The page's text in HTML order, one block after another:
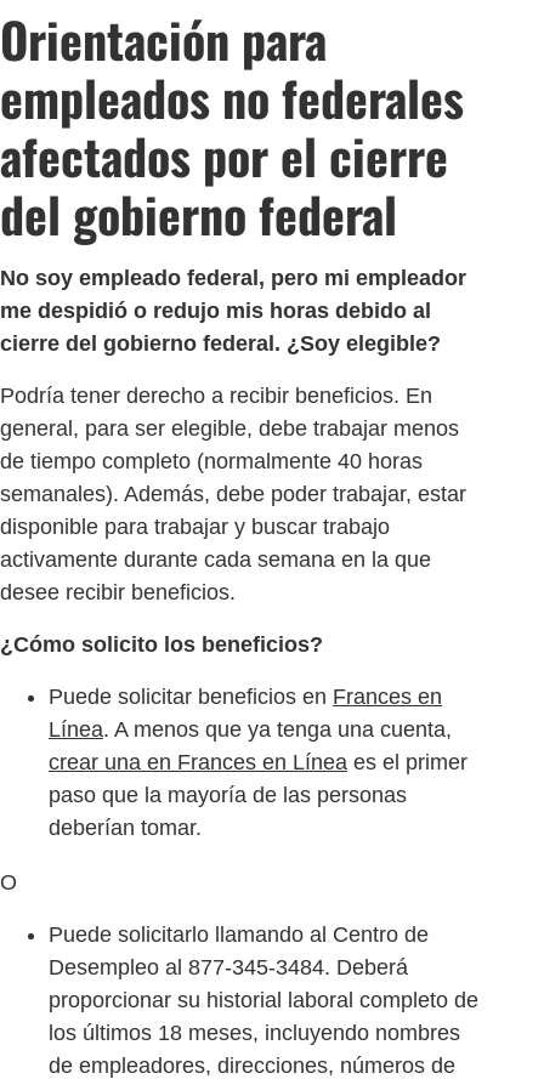
Orientación para
empleados no federales
afectados por el cierre
del gobierno federal
No soy empleado federal, pero mi empleador
me despidió o redujo mis horas debido al
cierre del gobierno federal. ¿Soy elegible?
Podría tener derecho a recibir beneficios. En
general, para ser elegible, debe trabajar menos
de tiempo completo (normalmente 40 horas
semanales). Además, debe poder trabajar, estar
disponible para trabajar y buscar trabajo
activamente durante cada semana en la que
desee recibir beneficios.
¿Cómo solicito los beneficios?
Puede solicitar beneficios en Frances en
Línea. A menos que ya tenga una cuenta,
crear una en Frances en Línea es el primer
paso que la mayoría de las personas
deberían tomar.
O
Puede solicitarlo llamando al Centro de
Desempleo al 877-345-3484. Deberá
proporcionar su historial laboral completo de
los últimos 18 meses, incluyendo nombres
de empleadores, direcciones, números de